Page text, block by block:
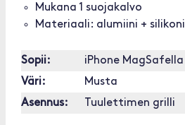
Mukana 1 suojakalvo
Materiaali: alumiini + silikoni
Sopii:
iPhone MagSafella
Väri:
Musta
Asennus:
Tuulettimen grilli